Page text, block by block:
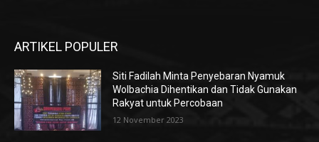
ARTIKEL POPULER
Siti Fadilah Minta Penyebaran Nyamuk
Wolbachia Dihentikan dan Tidak Gunakan
Rakyat untuk Percobaan
12 November 2023